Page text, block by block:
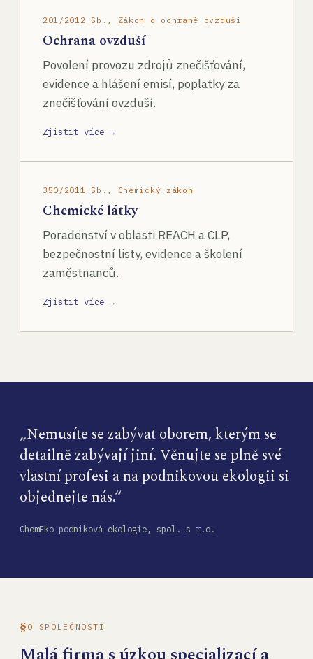
201/2012 Sb., Zákon o ochraně ovzduší
Ochrana ovzduší
Povolení provozu zdrojů znečišťování,
evidence a hlášení emisí, poplatky za
znečišťování ovzduší.
Zjistit více →
350/2011 Sb., Chemický zákon
Chemické látky
Poradenství v oblasti REACH a CLP,
bezpečnostní listy, evidence a školení
zaměstnanců.
Zjistit více →
„Nemusíte se zabývat oborem, kterým se
detailně zabývají jiní. Věnujte se plně své
vlastní profesi a na podnikovou ekologii si
objednejte nás.“
ChemEko podniková ekologie, spol. s r.o.
O SPOLEČNOSTI